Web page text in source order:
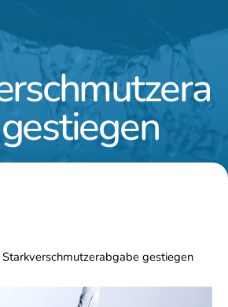
Starkverschmutzerabgabe gestiegen